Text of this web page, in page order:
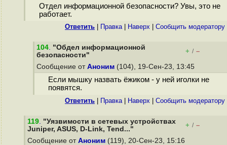
Отдел информационной безопасности? Увы, это не
работает.
Ответить Правка| Наверх Cообщить модератору
104. "Обдел информационной
безопасности"
+ / –
Сообщение от Аноним (104), 19-Сен-23, 13:45
Если мышку назвать ёжиком - у ней иголки не
появятся.
Ответить Правка| Наверх Cообщить модератору
119. "Уязвимости в сетевых устройствах
Juniper, ASUS, D-Link, Tend..."
+ / –
Сообщение от Аноним (119), 20-Сен-23, 15:16